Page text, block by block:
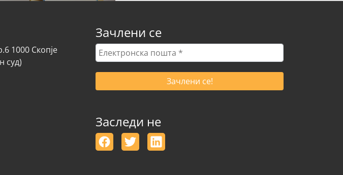
1000 Скопје
суд)
Зачлени се
Електронска
пошта
Заследи не